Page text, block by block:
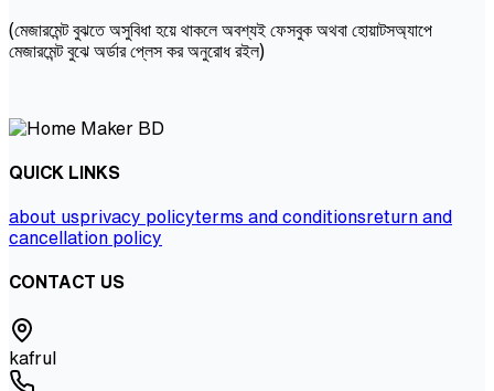
(মেজারমেন্ট বুঝতে অসুবিধা হয়ে থাকলে অবশ্যই ফেসবুক অথবা হোয়াটসঅ্যাপে
মেজারমেন্ট বুঝে অর্ডার প্লেস কর অনুরোধ রইল)
QUICK LINKS
about usprivacy policyterms and conditionsreturn and
cancellation policy
CONTACT US
kafrul